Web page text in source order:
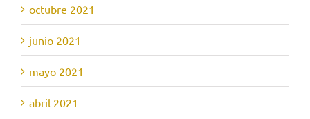
octubre 2021
junio 2021
mayo 2021
abril 2021